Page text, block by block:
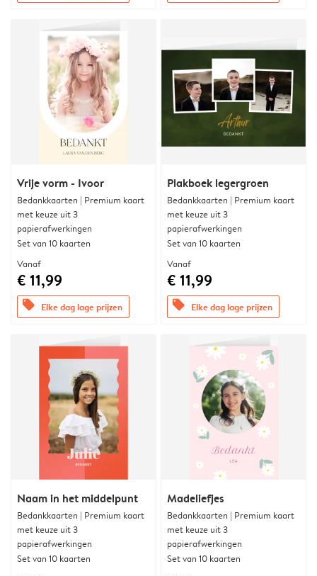
Vrije vorm - Ivoor
Bedankkaarten | Premium kaart
met keuze uit 3
papierafwerkingen
Set van 10 kaarten
Vanaf
€ 11,99
offers Elke dag lage prijzen
Plakboek legergroen
Bedankkaarten | Premium kaart
met keuze uit 3
papierafwerkingen
Set van 10 kaarten
Vanaf
€ 11,99
offers Elke dag lage prijzen
Naam in het middelpunt
Bedankkaarten | Premium kaart
met keuze uit 3
papierafwerkingen
Set van 10 kaarten
Madeliefjes
Bedankkaarten | Premium kaart
met keuze uit 3
papierafwerkingen
Set van 10 kaarten